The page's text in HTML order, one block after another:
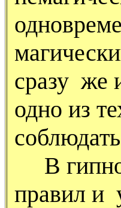
сразу же
одно из
В
правил и